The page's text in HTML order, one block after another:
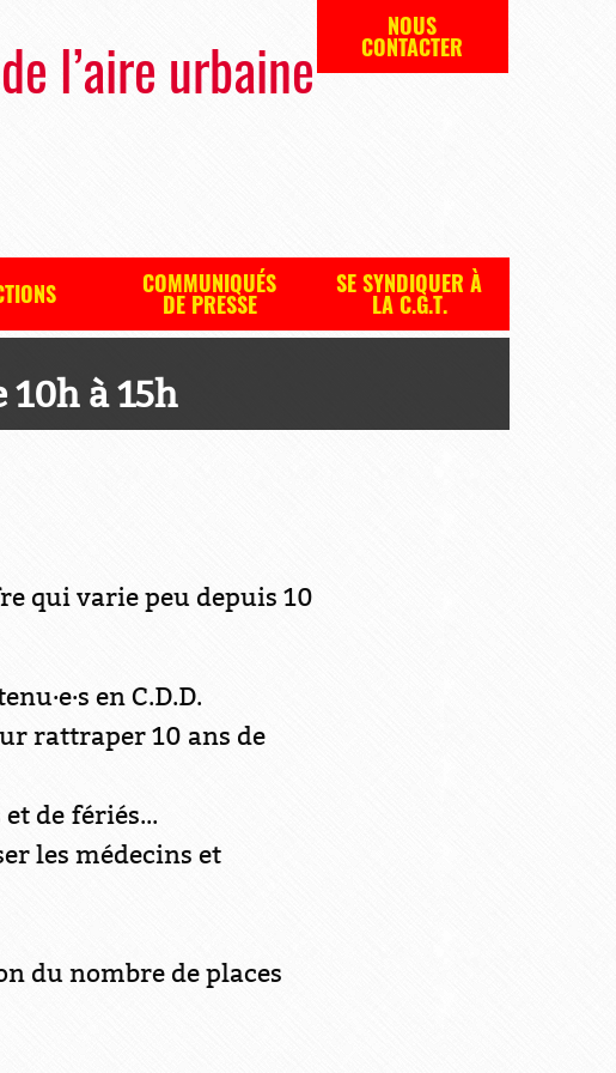
l’aire urbaine
NOUS
CONTACTER
COMMUNIQUÉS
DE PRESSE
SE SYNDIQUER À
LA C.G.T.
à 15h
qui varie peu depuis 10
en C.D.D.
rattraper 10 ans de
de fériés...
les médecins et
du nombre de places